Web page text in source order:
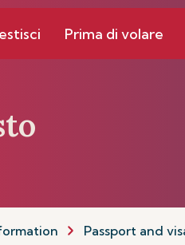
Prima di volare
Passport and